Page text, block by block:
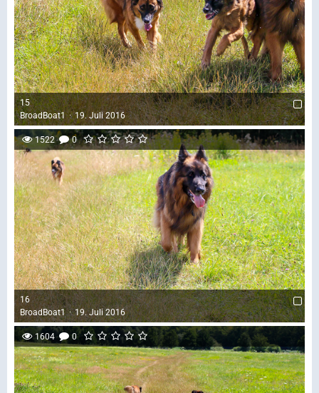
15
BroadBoat1
19. Juli 2016
1522 0
16
BroadBoat1
19. Juli 2016
1604 0